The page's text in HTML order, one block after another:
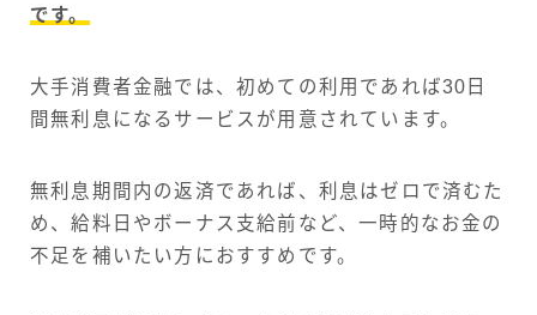
です。
大手消費者金融では、初めての利用であれば30日
間無利息になるサービスが用意されています。
無利息期間内の返済であれば、利息はゼロで済むた
め、給料日やボーナス支給前など、一時的なお金の
不足を補いたい方におすすめです。